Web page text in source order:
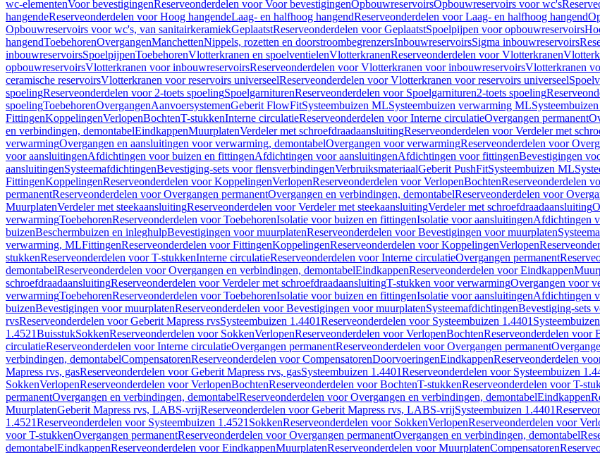
wc-elementenVoor bevestigingenReserveonderdelen voor Voor bevestigingenOpbouwreservoirsOpbouwreservoirs voor wc's
hangendeReserveonderdelen voor Hoog hangendeLaag- en halfhoog hangendReserveonderdelen voor Laag- en halfhoog hangend
Opbouwreservoirs voor wc's, van sanitairkeramiekGeplaatstReserveonderdelen voor GeplaatstSpoelpijpen voor opbouwreservoirs
hangendToebehorenOvergangenManchettenNippels, rozetten en doorstroombegrenzersInbouwreservoirsSigma inbouwreservoirs
inbouwreservoirsSpoelpijpenToebehorenVlotterkranen en spoelventielenVlotterkranenReserveonderdelen voor Vlotterkranen
opbouwreservoirsVlotterkranen voor inbouwreservoirsReserveonderdelen voor Vlotterkranen voor inbouwreservoirsVlotterkranen
ceramische reservoirsVlotterkranen voor reservoirs universeelReserveonderdelen voor Vlotterkranen voor reservoirs universeel
spoelingReserveonderdelen voor 2-toets spoelingSpoelgarniturenReserveonderdelen voor Spoelgarnituren2-toets spoeling
spoelingToebehorenOvergangenAanvoersystemenGeberit FlowFitSysteembuizen MLSysteembuizen verwarming ML
FittingenKoppelingenVerlopenBochtenT-stukkenInterne circulatieReserveonderdelen voor Interne circulatieOvergangen permanent
en verbindingen, demontabelEindkappenMuurplatenVerdeler met schroefdraadaansluitingReserveonderdelen voor Verdeler met
verwarmingOvergangen en aansluitingen voor verwarming, demontabelOvergangen voor verwarmingReserveonderdelen voor
voor aansluitingenAfdichtingen voor buizen en fittingenAfdichtingen voor aansluitingenAfdichtingen voor fittingenBevestigingen
aansluitingenSysteemafdichtingenBevestiging-sets voor flensverbindingenVerbruiksmateriaalGeberit PushFitSysteembuizen ML
FittingenKoppelingenReserveonderdelen voor KoppelingenVerlopenReserveonderdelen voor VerlopenBochtenReserveonderdelen
permanentReserveonderdelen voor Overgangen permanentOvergangen en verbindingen, demontabelReserveonderdelen voor
MuurplatenVerdeler met steekaansluitingReserveonderdelen voor Verdeler met steekaansluitingVerdeler met schroefdraadaansluiting
verwarmingToebehorenReserveonderdelen voor ToebehorenIsolatie voor buizen en fittingenIsolatie voor aansluitingenAfdichtingen
buizenBeschermbuizen en inleghulpBevestigingen voor muurplatenReserveonderdelen voor Bevestigingen voor muurplaten
verwarming, MLFittingenReserveonderdelen voor FittingenKoppelingenReserveonderdelen voor KoppelingenVerlopen
stukkenReserveonderdelen voor T-stukkenInterne circulatieReserveonderdelen voor Interne circulatieOvergangen permanent
demontabelReserveonderdelen voor Overgangen en verbindingen, demontabelEindkappenReserveonderdelen voor Eindkappen
schroefdraadaansluitingReserveonderdelen voor Verdeler met schroefdraadaansluitingT-stukken voor verwarmingOvergangen voor
verwarmingToebehorenReserveonderdelen voor ToebehorenIsolatie voor buizen en fittingenIsolatie voor aansluitingenAfdichtingen
buizenBevestigingen voor muurplatenReserveonderdelen voor Bevestigingen voor muurplatenSysteemafdichtingenBevestiging-sets
rvsReserveonderdelen voor Geberit Mapress rvsSysteembuizen 1.4401Reserveonderdelen voor Systeembuizen 1.4401
1.4521BuisstukSokkenReserveonderdelen voor SokkenVerlopenReserveonderdelen voor VerlopenBochtenReserveonderdelen voor
circulatieReserveonderdelen voor Interne circulatieOvergangen permanentReserveonderdelen voor Overgangen permanent
verbindingen, demontabelCompensatorenReserveonderdelen voor CompensatorenDoorvoeringenEindkappenReserveonderdelen
Mapress rvs, gasReserveonderdelen voor Geberit Mapress rvs, gasSysteembuizen 1.4401Reserveonderdelen voor Systeembuizen
SokkenVerlopenReserveonderdelen voor VerlopenBochtenReserveonderdelen voor BochtenT-stukkenReserveonderdelen voor T-
permanentOvergangen en verbindingen, demontabelReserveonderdelen voor Overgangen en verbindingen, demontabelEindkappen
MuurplatenGeberit Mapress rvs, LABS-vrijReserveonderdelen voor Geberit Mapress rvs, LABS-vrijSysteembuizen 1.4401
1.4521Reserveonderdelen voor Systeembuizen 1.4521 SokkenReserveonderdelen voor SokkenVerlopenReserveonderdelen voor
voor T-stukkenOvergangen permanentReserveonderdelen voor Overgangen permanentOvergangen en verbindingen, demontabel
demontabelEindkappenReserveonderdelen voor EindkappenMuurplatenReserveonderdelen voor MuurplatenCompensatoren